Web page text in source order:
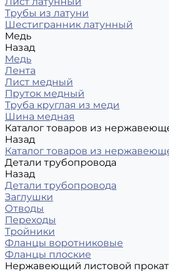
Трубы из латуни
Шестигранник латунный
Медь
Назад
Медь
Лента
Лист медный
Пруток медный
Труба круглая из меди
Шина медная
Каталог товаров из
Назад
Каталог товаров из
Детали трубопровода
Назад
Детали трубопровода
Заглушки
Отводы
Переходы
Тройники
Фланцы воротниковые
Фланцы плоские
Нержавеющий листовой прокат